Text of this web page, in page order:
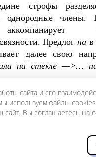
строфы
однородные члены.
Предлог на в
далее свою
на стекле —>…
техники с
из двух
случае с частым у
тени», опять-таки
позволяет
сайта и его
используем файлы
сайт, Вы соглашаетесь на